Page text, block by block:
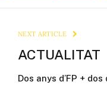
NEXT ARTICLE
ACTUALITAT
Dos anys d’FP +